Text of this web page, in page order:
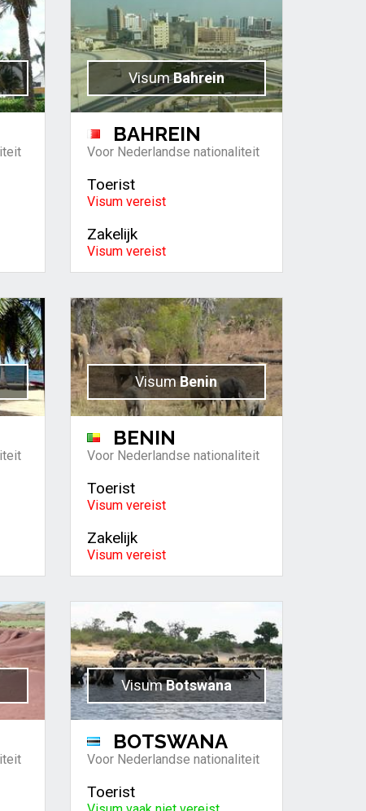
VisumBahrein
BAHREIN
Voor Nederlandse nationaliteit
Toerist
Visum vereist
Zakelijk
Visum vereist
VisumBenin
BENIN
Voor Nederlandse nationaliteit
Toerist
Visum vereist
Zakelijk
Visum vereist
VisumBotswana
BOTSWANA
Voor Nederlandse nationaliteit
Toerist